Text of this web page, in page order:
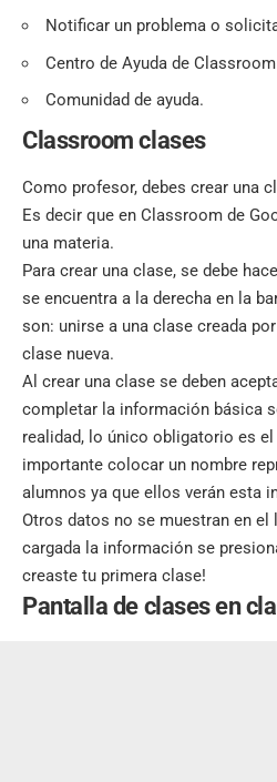
Notificar un problema o
Centro de Ayuda de
Comunidad de ayuda.
Classroom clases
Como profesor, debes crear una
Es decir que en Classroom de
una materia.
Para crear una clase, se debe
se encuentra a la derecha en la
son: unirse a una clase creada
clase nueva.
Al crear una clase se deben
completar la información básica
realidad, lo único obligatorio es
importante colocar un nombre
alumnos ya que ellos verán esta
Otros datos no se muestran en el
cargada la información se
creaste tu primera clase!
Pantalla de clasesen